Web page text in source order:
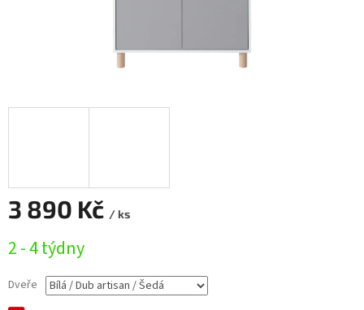
3 890 Kč / ks
cena:
2 - 4 týdny
Dveře